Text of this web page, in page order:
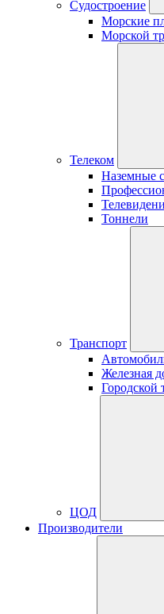
Судостроение
Морские
Морской
Телеком
Наземные
Тоннели
Транспорт
Железная
Городской
ЦОД
Производители